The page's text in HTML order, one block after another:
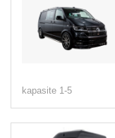
kapasite 1-5